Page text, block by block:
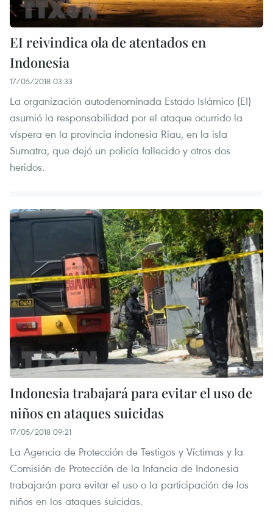
EI reivindica ola de atentados en
Indonesia
17/05/2018 03:33
La organización autodenominada Estado Islámico (EI)
asumió la responsabilidad por el ataque ocurrido la
víspera en la provincia indonesia Riau, en la isla
Sumatra, que dejó un policía fallecido y otros dos
heridos.
Indonesia trabajará para evitar el uso de
niños en ataques suicidas
17/05/2018 09:21
La Agencia de Protección de Testigos y Víctimas y la
Comisión de Protección de la Infancia de Indonesia
trabajarán para evitar el uso o la participación de los
niños en los ataques suicidas.